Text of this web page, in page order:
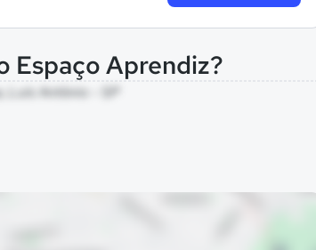
Espaço Aprendiz?
Luís Antônio - SP